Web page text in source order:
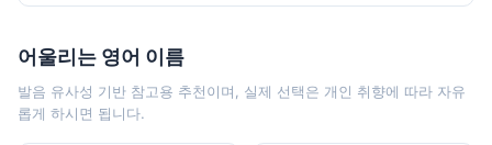
어울리는 영어 이름
발음 유사성 기반 참고용 추천이며, 실제 선택은 개인 취향에 따라 자유
롭게 하시면 됩니다.